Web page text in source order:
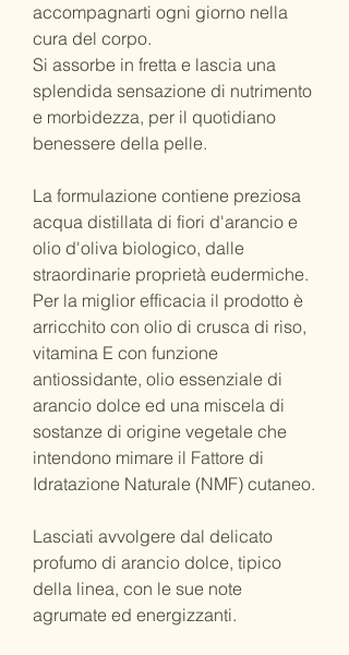
accompagnarti ogni giorno nella
cura del corpo.
Si assorbe in fretta e lascia una
splendida sensazione di nutrimento
e morbidezza, per il quotidiano
benessere della pelle.
La formulazione contiene preziosa
acqua distillata di fiori d'arancio e
olio d'oliva biologico, dalle
straordinarie proprietà eudermiche.
Per la miglior efficacia il prodotto è
arricchito con olio di crusca di riso,
vitamina E con funzione
antiossidante, olio essenziale di
arancio dolce ed una miscela di
sostanze di origine vegetale che
intendono mimare il Fattore di
Idratazione Naturale (NMF) cutaneo.
Lasciati avvolgere dal delicato
profumo di arancio dolce, tipico
della linea, con le sue note
agrumate ed energizzanti.